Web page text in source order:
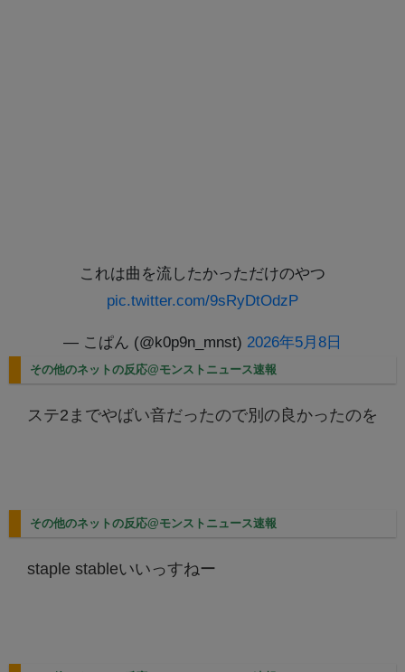
これは曲を流したかっただけのやつ
pic.twitter.com/9sRyDtOdzP
— こぱん (@k0p9n_mnst) 2026年5月8日
その他のネットの反応@モンストニュース速報
ステ2までやばい音だったので別の良かったのを
その他のネットの反応@モンストニュース速報
staple stableいいっすねー